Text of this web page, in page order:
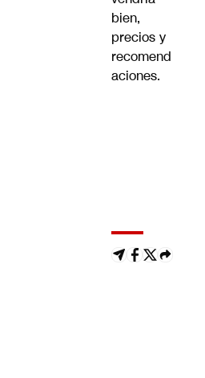
bien,
precios y
recomend
aciones.